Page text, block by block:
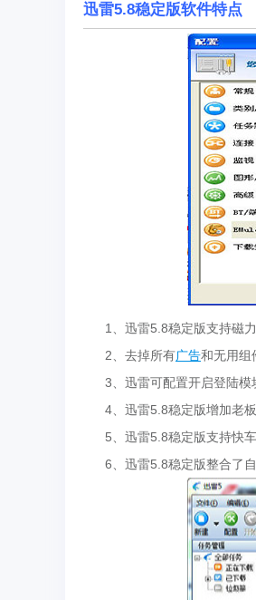
迅雷5.8稳定版软件特点
1、迅雷5.8稳定版支持磁
2、去掉所有广告和无用组
3、迅雷可配置开启登陆模
4、迅雷5.8稳定版增加老板
5、迅雷5.8稳定版支持快车
6、迅雷5.8稳定版整合了自